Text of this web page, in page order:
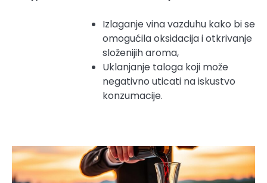
Izlaganje vina vazduhu kako bi se
omogućila oksidacija i otkrivanje
složenijih aroma,
Uklanjanje taloga koji može
negativno uticati na iskustvo
konzumacije.